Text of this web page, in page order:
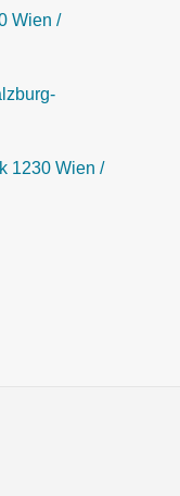
Wien /
1230 Wien /